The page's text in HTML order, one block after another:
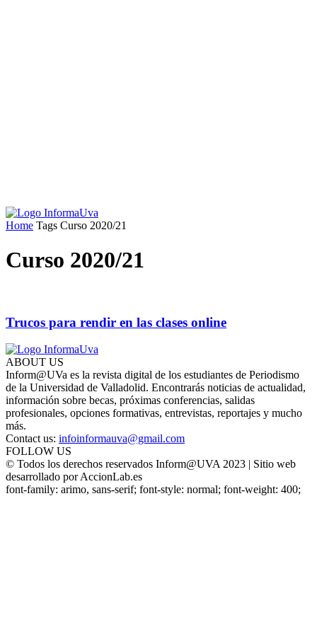
Home Tags Curso 2020/21
Curso 2020/21
Trucos para rendir en las clases online
ABOUT US
Inform@UVa es la revista digital de los estudiantes de Periodismo
de la Universidad de Valladolid. Encontrarás noticias de actualidad,
información sobre becas, próximas conferencias, salidas
profesionales, opciones formativas, entrevistas, reportajes y mucho
más.
Contact us: infoinformauva@gmail.com
FOLLOW US
© Todos los derechos reservados Inform@UVA 2023 | Sitio web
desarrollado por AccionLab.es
font-family: arimo, sans-serif; font-style: normal; font-weight: 400;